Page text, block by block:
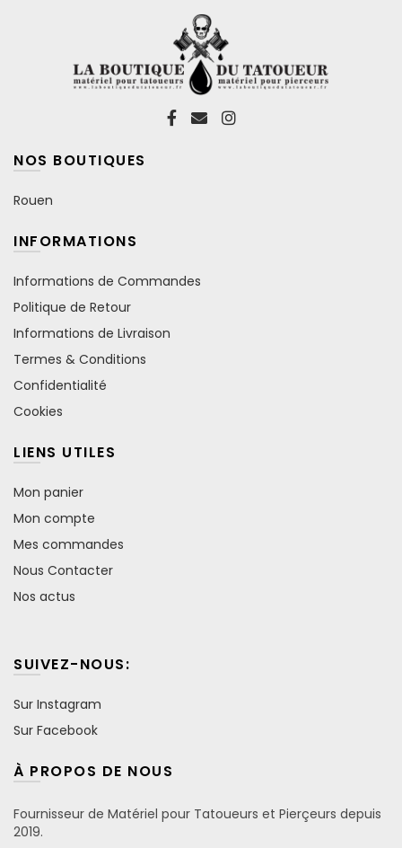
NOS BOUTIQUES
Rouen
INFORMATIONS
Informations de Commandes
Politique de Retour
Informations de Livraison
Termes & Conditions
Confidentialité
Cookies
LIENS UTILES
Mon panier
Mon compte
Mes commandes
Nous Contacter
Nos actus
SUIVEZ-NOUS:
Sur Instagram
Sur Facebook
À PROPOS DE NOUS
Fournisseur de Matériel pour Tatoueurs et Pierçeurs depuis
2019.